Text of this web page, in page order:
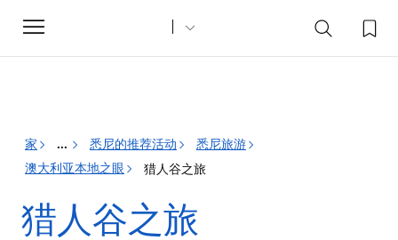
Toggle
navigation
家 ... 悉尼的推荐活动
悉尼旅游
澳大利亚本地之眼
猎人谷之旅
猎人谷之旅